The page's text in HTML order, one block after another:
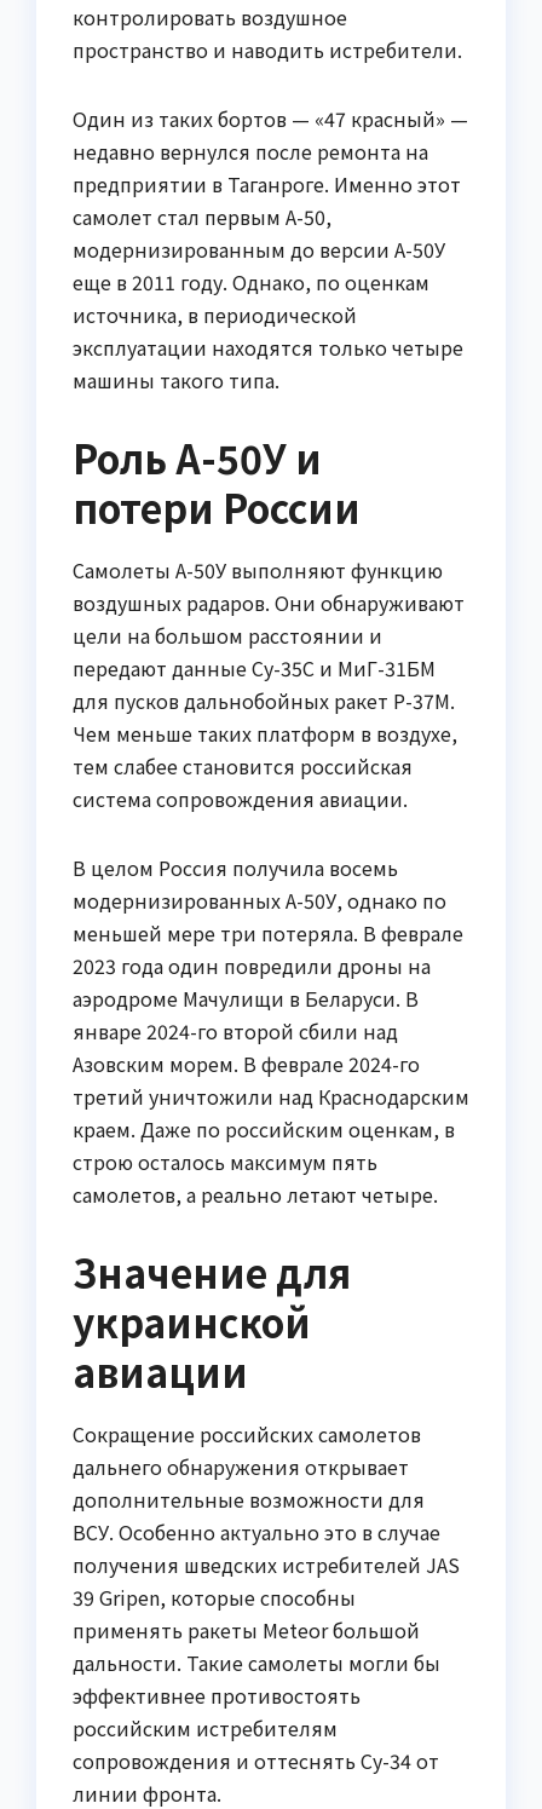
контролировать воздушное
пространство и наводить истребители.
Один из таких бортов — «47 красный» —
недавно вернулся после ремонта на
предприятии в Таганроге. Именно этот
самолет стал первым А-50,
модернизированным до версии А-50У
еще в 2011 году. Однако, по оценкам
источника, в периодической
эксплуатации находятся только четыре
машины такого типа.
Роль А-50У и
потери России
Самолеты А-50У выполняют функцию
воздушных радаров. Они обнаруживают
цели на большом расстоянии и
передают данные Су-35С и МиГ-31БМ
для пусков дальнобойных ракет Р-37М.
Чем меньше таких платформ в воздухе,
тем слабее становится российская
система сопровождения авиации.
В целом Россия получила восемь
модернизированных А-50У, однако по
меньшей мере три потеряла. В феврале
2023 года один повредили дроны на
аэродроме Мачулищи в Беларуси. В
январе 2024-го второй сбили над
Азовским морем. В феврале 2024-го
третий уничтожили над Краснодарским
краем. Даже по российским оценкам, в
строю осталось максимум пять
самолетов, а реально летают четыре.
Значение для
украинской
авиации
Сокращение российских самолетов
дальнего обнаружения открывает
дополнительные возможности для
ВСУ. Особенно актуально это в случае
получения шведских истребителей JAS
39 Gripen, которые способны
применять ракеты Meteor большой
дальности. Такие самолеты могли бы
эффективнее противостоять
российским истребителям
сопровождения и оттеснять Су-34 от
линии фронта.